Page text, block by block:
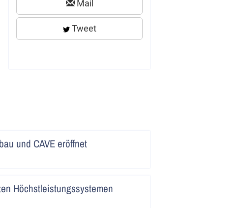
Mail
Tweet
und CAVE eröffnet
Höchstleistungssystemen